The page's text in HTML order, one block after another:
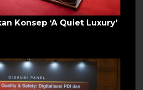
Konsep ‘A Quiet Luxury’